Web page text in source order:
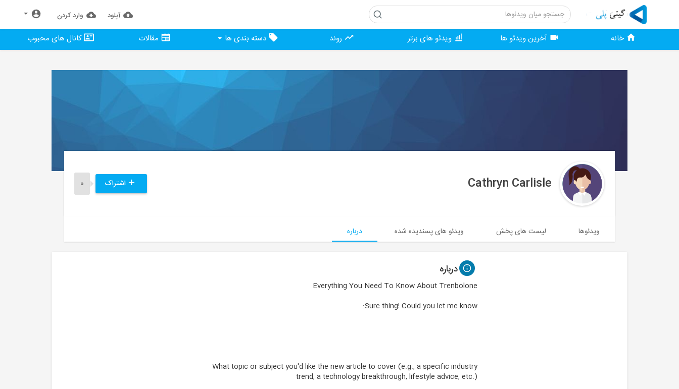
آپلود وارد كردن
خانه آخرین ویدئو ها ویدئو های برتر روند دسته بندی ها مقالات کانال های محبوب
Cathryn Carlisle اشتراک 0
ویدئوها لیست های پخش ویدئو های پسندیده شده درباره
درباره
Everything You Need To Know About Trenbolone
Sure thing! Could you let me know:
What topic or subject you'd like the new article to cover (e.g., a specific industry
trend, a technology breakthrough, lifestyle advice, etc.)